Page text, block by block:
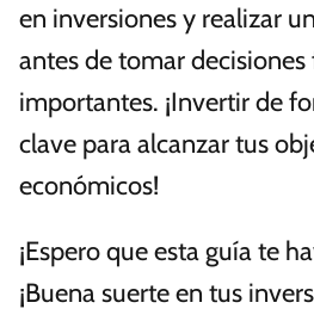
en inversiones y realizar
antes de tomar decisiones
importantes. ¡Invertir de
clave para alcanzar tus
económicos!
¡Espero que esta guía te
¡Buena suerte en tus